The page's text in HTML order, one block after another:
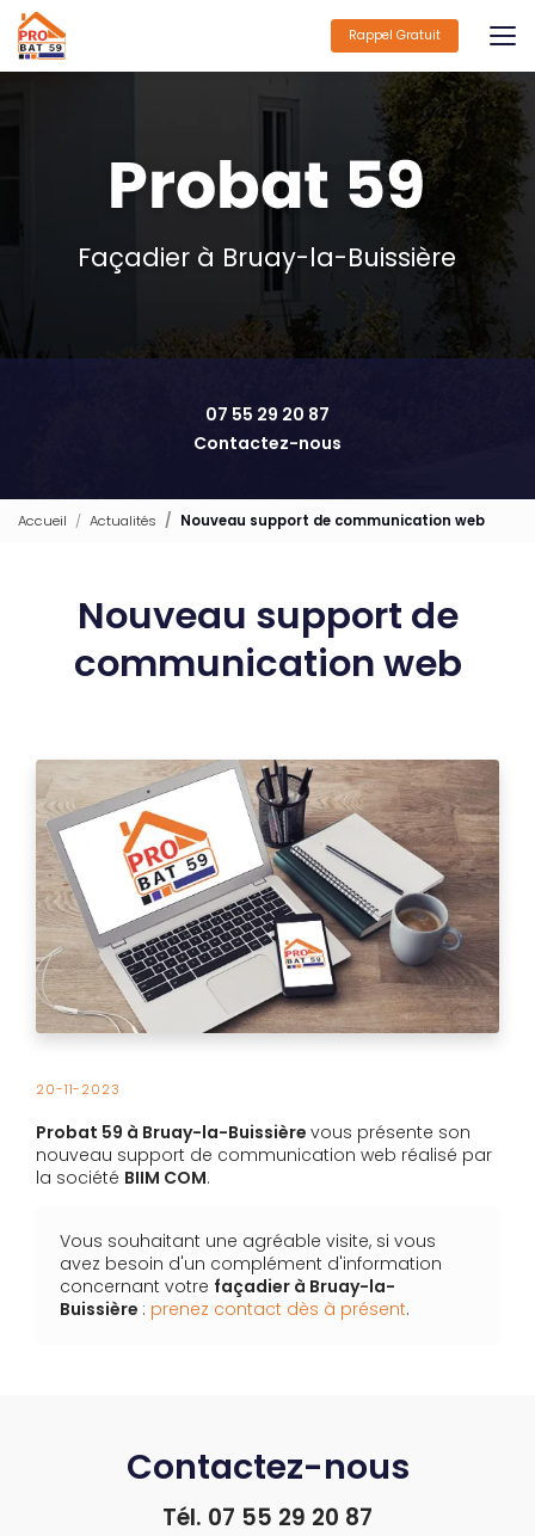
Aller
au
contenu
principal
Rappel Gratuit
Façadier à Bruay-la-Buissière
07 55 29 20 87
Contactez-nous
Accueil Actualités Nouveau support de communication web
Nouveau support de
communication web
20-11-2023
Probat 59 à Bruay-la-Buissière vous présente son
nouveau support de communication web réalisé par
la société BIIM COM.
Vous souhaitant une agréable visite, si vous
avez besoin d'un complément d'information
concernant votre façadier à Bruay-la-
Buissière : prenez contact dès à présent.
Contactez-nous
Tél. 07 55 29 20 87